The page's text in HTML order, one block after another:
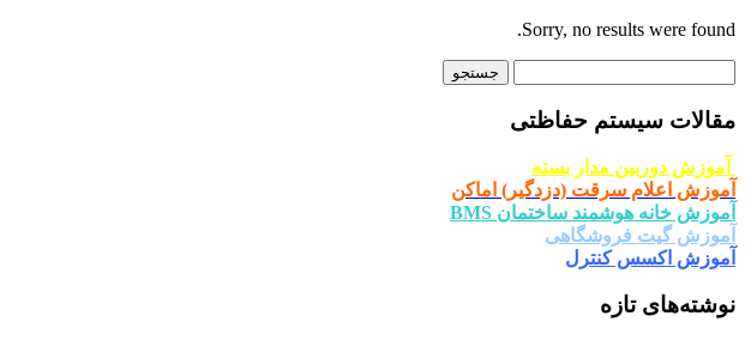
Sorry, no results were found.
مقالات سیستم حفاظتی
آموزش دوربین مدار بسته
آموزش اعلام سرقت (دزدگیر) اماکن
آموزش خانه هوشمند ساختمان BMS
آموزش گیت فروشگاهی
آموزش اکسس کنترل
نوشته‌های تازه